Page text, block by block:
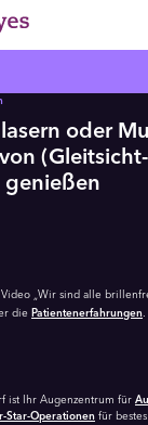
oder
genießen
abspielen
Video „Wir sind alle
die Patientenerfahrungen.
ist Ihr Augenzentrum für
Star-Operationen für